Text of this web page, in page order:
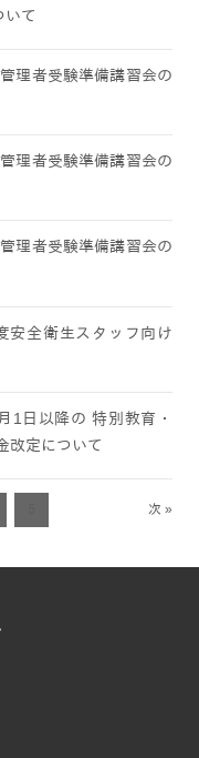
いて
理者受験準備講習会の
理者受験準備講習会の
理者受験準備講習会の
安全衛生スタッフ向け
1日以降の 特別教育・
改定について
次 »